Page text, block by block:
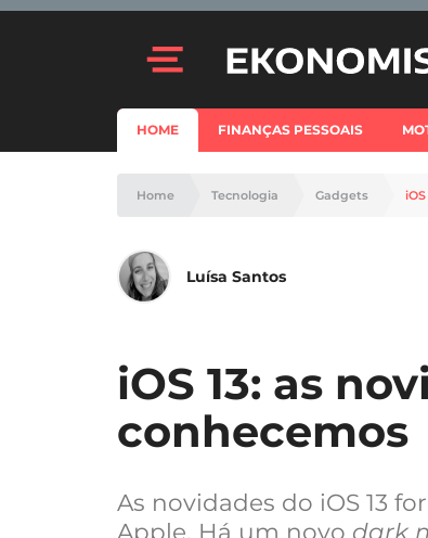
HOME FINANÇAS PESSOAIS
Home Tecnologia Gadgets
Luísa Santos
iOS 13: as
conhecemos
As novidades do iOS 13
Apple. Há um novo dark